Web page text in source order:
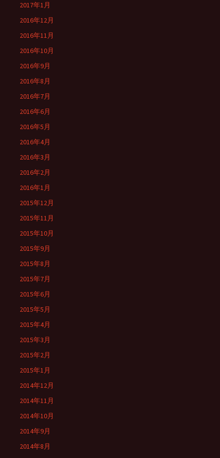
2017年1月
2016年12月
2016年11月
2016年10月
2016年9月
2016年8月
2016年7月
2016年6月
2016年5月
2016年4月
2016年3月
2016年2月
2016年1月
2015年12月
2015年11月
2015年10月
2015年9月
2015年8月
2015年7月
2015年6月
2015年5月
2015年4月
2015年3月
2015年2月
2015年1月
2014年12月
2014年11月
2014年10月
2014年9月
2014年8月